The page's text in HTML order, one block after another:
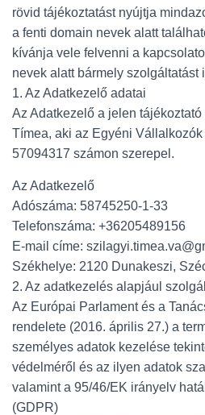
rövid tájékoztatást nyújtja
a fenti domain nevek alatt
kívánja vele felvenni a
nevek alatt bármely szolgáltatást
1. Az Adatkezelő adatai
Az Adatkezelő a jelen
Tímea, aki az Egyéni
57094317 számon szerepel.
Az Adatkezelő
Adószáma: 58745250-1-33
Telefonszáma: +36205489156
E-mail címe:
Székhelye: 2120 Dunakeszi,
2. Az adatkezelés alapjául
Az Európai Parlament és a
rendelete (2016. április 27.) a
személyes adatok kezelése
védelméről és az ilyen adatok
valamint a 95/46/EK irányelv
(GDPR)